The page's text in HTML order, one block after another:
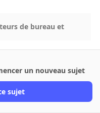
de bureau et
un nouveau sujet
sujet